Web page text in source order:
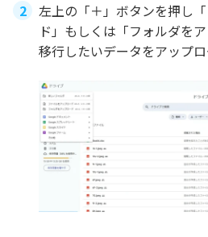
左上の「＋」ボタンを押し
ド」もしくは「フォルダを
移行したいデータをアップロ